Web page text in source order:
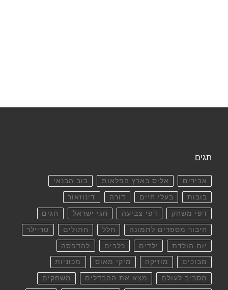
תגים
אבירים אליס בארץ הפלאות בוב הבנאי
בובות בעלי חיים דורה דינוזאור
דפי משחק דפי צביעה חגי ישראל חגים
חיבור מספרים לתמונה חלל חתולים טריילר
יום הולדת ילדים כלבים להדפסה
מבוכים מוזיקה מיקי מאוס מכוניות
מסביב לעולם מצא את ההבדלים משחקים